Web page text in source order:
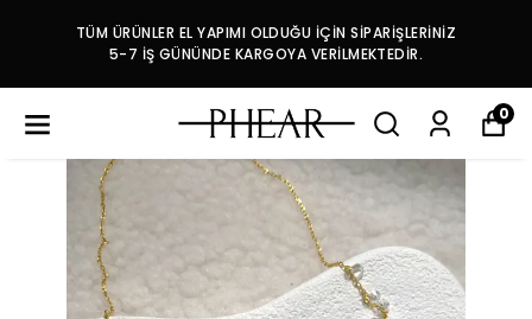
TÜM ÜRÜNLER EL YAPIMI OLDUĞU İÇİN SİPARİŞLERİNİZ
5-7 İŞ GÜNÜNDE KARGOYA VERİLMEKTEDİR.
0